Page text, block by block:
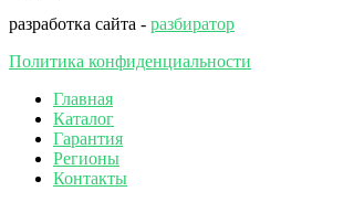
разработка сайта - разбиратор
Политика конфиденциальности
Главная
Каталог
Гарантия
Регионы
Контакты